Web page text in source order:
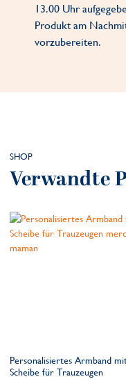
13.00 Uhr
Produkt am
vorzubereiten.
SHOP
Verwandte
Personalisiertes Armband
Scheibe für Trauzeugen